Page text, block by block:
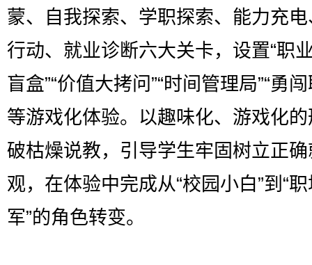
蒙、自我探索、学职探索、能力充
行动、就业诊断六大关卡，设置“职
盲盒”“价值大拷问”“时间管理局”“勇
等游戏化体验。以趣味化、游戏化
破枯燥说教，引导学生牢固树立正
观，在体验中完成从“校园小白”到“
军”的角色转变。